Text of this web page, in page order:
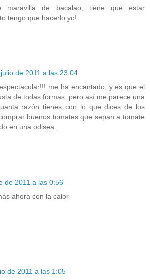
maravilla de bacalao, tiene que estar
tengo que hacerlo yo!
de 2011 a las 23:04
me ha encantado, y es que el
de todas formas, pero así me parece una
razón tienes con lo que dices de los
buenos tomates que sepan a tomate
en una odisea.
de 2011 a las 0:56
ahora con la calor
de 2011 a las 1:05